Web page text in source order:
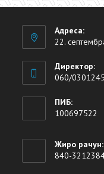
Адреса:
22.
Директор:
060/0301245
ПИБ:
100697522
Жиро рачун:
840-